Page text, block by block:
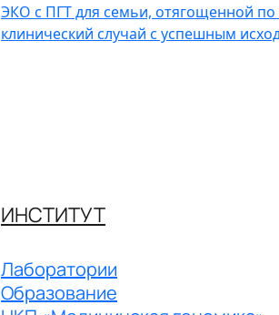
ЭКО с ПГТ для семьи, отягощенной по
клинический случай с успешным
ИНСТИТУТ
Лаборатории
Образование